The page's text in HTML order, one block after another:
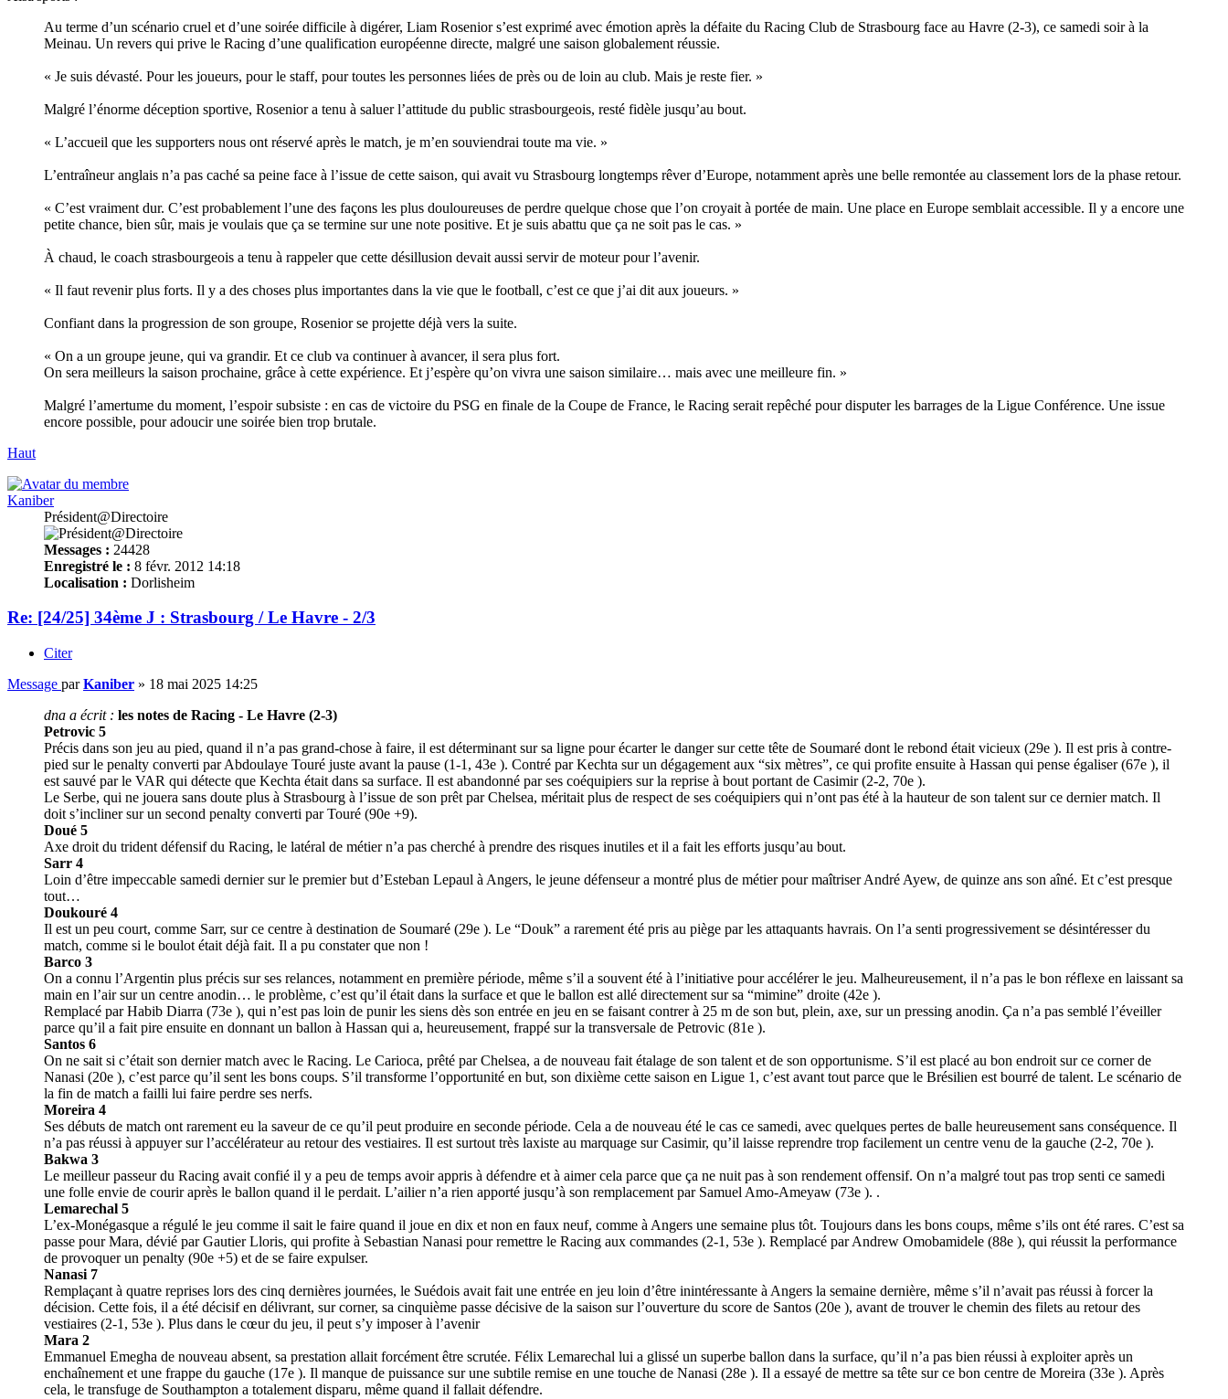
Au terme d’un scénario cruel et d’une soirée difficile à digérer, Liam Rosenior s’est exprimé avec émotion après la défaite du Racing Club de Strasbourg face au Havre (2-3), ce samedi soir à la
Meinau. Un revers qui prive le Racing d’une qualification européenne directe, malgré une saison globalement réussie.
« Je suis dévasté. Pour les joueurs, pour le staff, pour toutes les personnes liées de près ou de loin au club. Mais je reste fier. »
Malgré l’énorme déception sportive, Rosenior a tenu à saluer l’attitude du public strasbourgeois, resté fidèle jusqu’au bout.
« L’accueil que les supporters nous ont réservé après le match, je m’en souviendrai toute ma vie. »
L’entraîneur anglais n’a pas caché sa peine face à l’issue de cette saison, qui avait vu Strasbourg longtemps rêver d’Europe, notamment après une belle remontée au classement lors de la phase retour.
« C’est vraiment dur. C’est probablement l’une des façons les plus douloureuses de perdre quelque chose que l’on croyait à portée de main. Une place en Europe semblait accessible. Il y a encore une
petite chance, bien sûr, mais je voulais que ça se termine sur une note positive. Et je suis abattu que ça ne soit pas le cas. »
À chaud, le coach strasbourgeois a tenu à rappeler que cette désillusion devait aussi servir de moteur pour l’avenir.
« Il faut revenir plus forts. Il y a des choses plus importantes dans la vie que le football, c’est ce que j’ai dit aux joueurs. »
Confiant dans la progression de son groupe, Rosenior se projette déjà vers la suite.
« On a un groupe jeune, qui va grandir. Et ce club va continuer à avancer, il sera plus fort.
On sera meilleurs la saison prochaine, grâce à cette expérience. Et j’espère qu’on vivra une saison similaire… mais avec une meilleure fin. »
Malgré l’amertume du moment, l’espoir subsiste : en cas de victoire du PSG en finale de la Coupe de France, le Racing serait repêché pour disputer les barrages de la Ligue Conférence. Une issue
encore possible, pour adoucir une soirée bien trop brutale.
Haut
Kaniber
Président@Directoire
Messages : 24428
Enregistré le : 8 févr. 2012 14:18
Localisation : Dorlisheim
Re: [24/25] 34ème J : Strasbourg / Le Havre - 2/3
Citer
Message parKaniber » 18 mai 2025 14:25
dna a écrit : les notes de Racing - Le Havre (2-3)
Petrovic 5
Précis dans son jeu au pied, quand il n’a pas grand-chose à faire, il est déterminant sur sa ligne pour écarter le danger sur cette tête de Soumaré dont le rebond était vicieux (29e ). Il est pris à contre-
pied sur le penalty converti par Abdoulaye Touré juste avant la pause (1-1, 43e ). Contré par Kechta sur un dégagement aux “six mètres”, ce qui profite ensuite à Hassan qui pense égaliser (67e ), il
est sauvé par le VAR qui détecte que Kechta était dans sa surface. Il est abandonné par ses coéquipiers sur la reprise à bout portant de Casimir (2-2, 70e ).
Le Serbe, qui ne jouera sans doute plus à Strasbourg à l’issue de son prêt par Chelsea, méritait plus de respect de ses coéquipiers qui n’ont pas été à la hauteur de son talent sur ce dernier match. Il
doit s’incliner sur un second penalty converti par Touré (90e +9).
Doué 5
Axe droit du trident défensif du Racing, le latéral de métier n’a pas cherché à prendre des risques inutiles et il a fait les efforts jusqu’au bout.
Sarr 4
Loin d’être impeccable samedi dernier sur le premier but d’Esteban Lepaul à Angers, le jeune défenseur a montré plus de métier pour maîtriser André Ayew, de quinze ans son aîné. Et c’est presque
tout…
Doukouré 4
Il est un peu court, comme Sarr, sur ce centre à destination de Soumaré (29e ). Le “Douk” a rarement été pris au piège par les attaquants havrais. On l’a senti progressivement se désintéresser du
match, comme si le boulot était déjà fait. Il a pu constater que non !
Barco 3
On a connu l’Argentin plus précis sur ses relances, notamment en première période, même s’il a souvent été à l’initiative pour accélérer le jeu. Malheureusement, il n’a pas le bon réflexe en laissant sa
main en l’air sur un centre anodin… le problème, c’est qu’il était dans la surface et que le ballon est allé directement sur sa “mimine” droite (42e ).
Remplacé par Habib Diarra (73e ), qui n’est pas loin de punir les siens dès son entrée en jeu en se faisant contrer à 25 m de son but, plein, axe, sur un pressing anodin. Ça n’a pas semblé l’éveiller
parce qu’il a fait pire ensuite en donnant un ballon à Hassan qui a, heureusement, frappé sur la transversale de Petrovic (81e ).
Santos 6
On ne sait si c’était son dernier match avec le Racing. Le Carioca, prêté par Chelsea, a de nouveau fait étalage de son talent et de son opportunisme. S’il est placé au bon endroit sur ce corner de
Nanasi (20e ), c’est parce qu’il sent les bons coups. S’il transforme l’opportunité en but, son dixième cette saison en Ligue 1, c’est avant tout parce que le Brésilien est bourré de talent. Le scénario de
la fin de match a failli lui faire perdre ses nerfs.
Moreira 4
Ses débuts de match ont rarement eu la saveur de ce qu’il peut produire en seconde période. Cela a de nouveau été le cas ce samedi, avec quelques pertes de balle heureusement sans conséquence. Il
n’a pas réussi à appuyer sur l’accélérateur au retour des vestiaires. Il est surtout très laxiste au marquage sur Casimir, qu’il laisse reprendre trop facilement un centre venu de la gauche (2-2, 70e ).
Bakwa 3
Le meilleur passeur du Racing avait confié il y a peu de temps avoir appris à défendre et à aimer cela parce que ça ne nuit pas à son rendement offensif. On n’a malgré tout pas trop senti ce samedi
une folle envie de courir après le ballon quand il le perdait. L’ailier n’a rien apporté jusqu’à son remplacement par Samuel Amo-Ameyaw (73e ). .
Lemarechal 5
L’ex-Monégasque a régulé le jeu comme il sait le faire quand il joue en dix et non en faux neuf, comme à Angers une semaine plus tôt. Toujours dans les bons coups, même s’ils ont été rares. C’est sa
passe pour Mara, dévié par Gautier Lloris, qui profite à Sebastian Nanasi pour remettre le Racing aux commandes (2-1, 53e ). Remplacé par Andrew Omobamidele (88e ), qui réussit la performance
de provoquer un penalty (90e +5) et de se faire expulser.
Nanasi 7
Remplaçant à quatre reprises lors des cinq dernières journées, le Suédois avait fait une entrée en jeu loin d’être inintéressante à Angers la semaine dernière, même s’il n’avait pas réussi à forcer la
décision. Cette fois, il a été décisif en délivrant, sur corner, sa cinquième passe décisive de la saison sur l’ouverture du score de Santos (20e ), avant de trouver le chemin des filets au retour des
vestiaires (2-1, 53e ). Plus dans le cœur du jeu, il peut s’y imposer à l’avenir
Mara 2
Emmanuel Emegha de nouveau absent, sa prestation allait forcément être scrutée. Félix Lemarechal lui a glissé un superbe ballon dans la surface, qu’il n’a pas bien réussi à exploiter après un
enchaînement et une frappe du gauche (17e ). Il manque de puissance sur une subtile remise en une touche de Nanasi (28e ). Il a essayé de mettre sa tête sur ce bon centre de Moreira (33e ). Après
cela, le transfuge de Southampton a totalement disparu, même quand il fallait défendre.